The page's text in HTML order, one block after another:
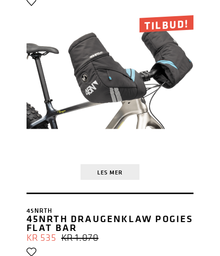
TILBUD!
LES MER
45NRTH
45NRTH DRAUGENKLAW POGIES
FLAT BAR
KR1.070OPPRINNELIG
KR535
NÅVÆRENDE